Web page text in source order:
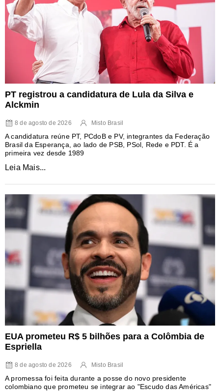
PT registrou a candidatura de Lula da Silva e
Alckmin
8 de agosto de 2026 Misto Brasil
A candidatura reúne PT, PCdoB e PV, integrantes da Federação
Brasil da Esperança, ao lado de PSB, PSol, Rede e PDT. É a
primeira vez desde 1989
Leia Mais...
EUA prometeu R$ 5 bilhões para a Colômbia de
Espriella
8 de agosto de 2026 Misto Brasil
A promessa foi feita durante a posse do novo presidente
colombiano que prometeu se integrar ao "Escudo das Américas"